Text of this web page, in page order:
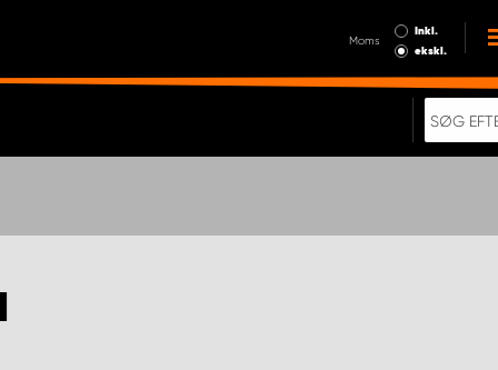
Moms
Inkl.
ekskl.